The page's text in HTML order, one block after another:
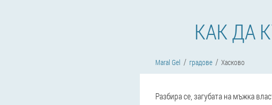
КАК ДА
Maral Gel градове Хасково
Разбира се, загубата на мъжка